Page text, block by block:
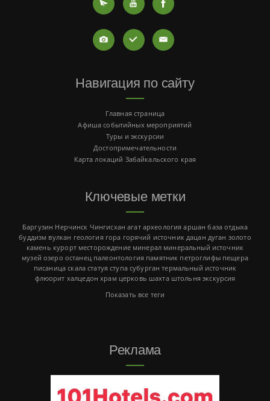
Навигация по сайту
Главная страница
Афиша событийных мероприятий
Туры и экскурсии
Достопримечательности
Карта локаций Забайкальского края
Ключевые метки
Баргузин Нерчинск Чингисхан агат археология аршан база отдыха
буддизм вулкан геология гора горячий источник дацан дуган золото
камень курорт месторождение минерал минеральный источник
музей озеро останец палеонтология памятник петроглифы пещера
писаница скала статуя ступа субурган термальный источник
флюорит халцедон храм церковь шахта штольня экскурсия
Показать все теги
Реклама